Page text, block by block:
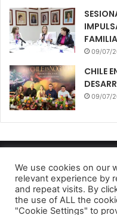
09/07/
CHILE
09/07/
Diario
We use cookies on our
relevant experience by
and repeat visits. By
the use of ALL the
"Cookie Settings" to